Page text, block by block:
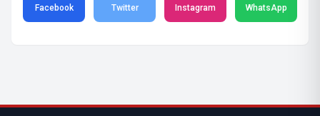
Facebook Twitter Instagram WhatsApp